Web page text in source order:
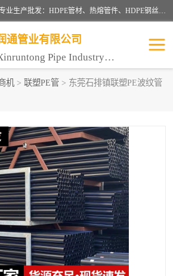
深圳市鑫润通管业有限公司专业生产批发：HDPE管材、热熔管件、HDPE钢丝骨架管、电熔管件、HDPE双壁波纹管、MPP电力管、井盖、PVC管材管件、PPR管材管件等；公司自创建以来，始终秉承“团结、务实、创新、守信”的服务宗旨，凭借专业的服务以及多年的勤奋拼搏，发展成为一家专业销售各种管材管件，绝缘电工套管及配件等系列产品的贸易公司。
通管业有限公司
Shenzhen Xinruntong Pipe Industry Co., Ltd
机 > 联塑PE管 > 东莞石排镇联塑PE波纹管
HDPE电力通讯管
MPP电力通信管
联塑PPR管
联塑家装红蓝线管